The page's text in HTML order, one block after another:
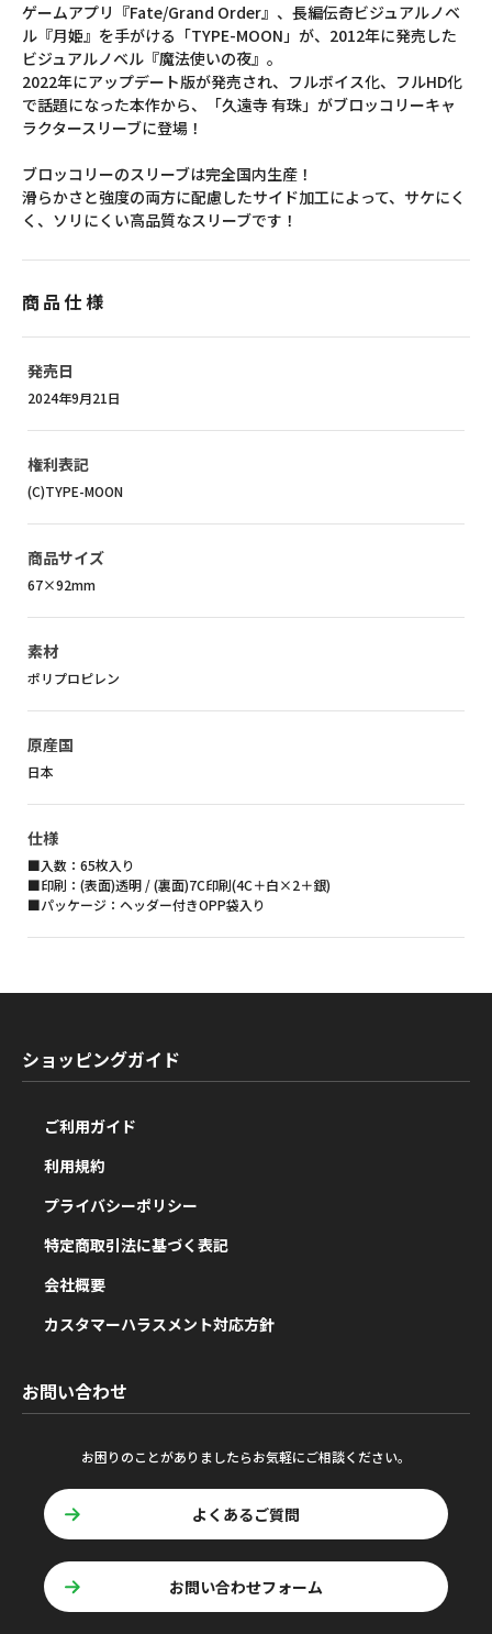
ゲームアプリ『Fate/Grand Order』、長編伝奇ビジュアルノベ
ル『月姫』を手がける「TYPE-MOON」が、2012年に発売した
ビジュアルノベル『魔法使いの夜』。
2022年にアップデート版が発売され、フルボイス化、フルHD化
で話題になった本作から、「久遠寺 有珠」がブロッコリーキャ
ラクタースリーブに登場！
ブロッコリーのスリーブは完全国内生産！
滑らかさと強度の両方に配慮したサイド加工によって、サケにく
く、ソリにくい高品質なスリーブです！
商品仕様
発売日
2024年9月21日
権利表記
(C)TYPE-MOON
商品サイズ
67×92mm
素材
ポリプロピレン
原産国
日本
仕様
■入数：65枚入り
■印刷：(表面)透明 / (裏面)7C印刷(4C＋白×2＋銀)
■パッケージ：ヘッダー付きOPP袋入り
ショッピングガイド
ご利用ガイド
利用規約
プライバシーポリシー
特定商取引法に基づく表記
会社概要
カスタマーハラスメント対応方針
お問い合わせ
お困りのことがありましたらお気軽にご相談ください。
よくあるご質問
お問い合わせフォーム